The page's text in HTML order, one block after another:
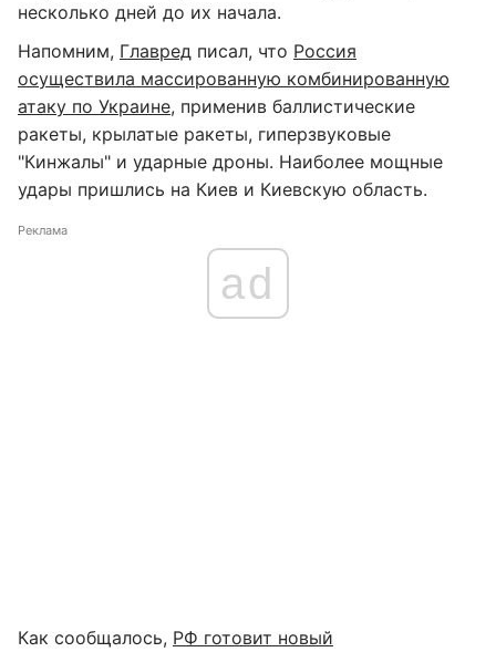
несколько дней до их начала.
Напомним, Главред писал, что Россия
осуществила массированную комбинированную
атаку по Украине, применив баллистические
ракеты, крылатые ракеты, гиперзвуковые
"Кинжалы" и ударные дроны. Наиболее мощные
удары пришлись на Киев и Киевскую область.
Реклама
ad
Как сообщалось, РФ готовит новый